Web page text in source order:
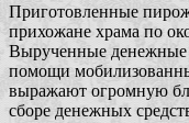
Приготовленные
прихожане храма по
Вырученные денежные
помощи
выражают огромную
сборе денежных